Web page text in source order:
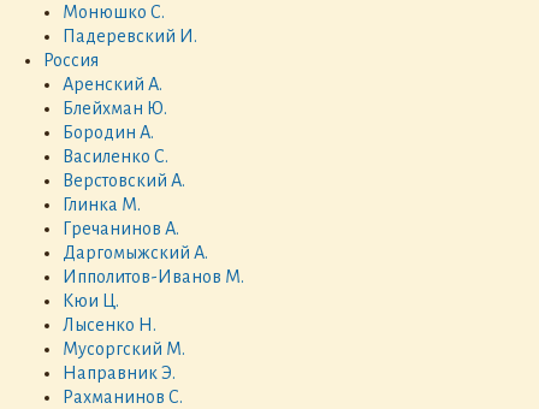
Монюшко С.
Падеревский И.
Россия
Аренский А.
Блейхман Ю.
Бородин А.
Василенко С.
Верстовский А.
Глинка М.
Гречанинов А.
Даргомыжский А.
Ипполитов-Иванов М.
Кюи Ц.
Лысенко Н.
Мусоргский М.
Направник Э.
Рахманинов С.